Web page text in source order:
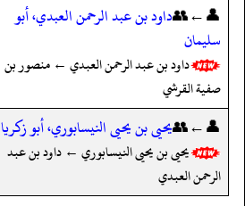
👤←👥داود بن عبد الرحمن العبدي، أبو
سليمان
داود بن عبد الرحمن العبدي ← منصور بن
صفية القرشي
👤←👥يحيى بن يحيى النيسابوري، أبو زكريا
يحيى بن يحيى النيسابوري ← داود بن عبد
الرحمن العبدي